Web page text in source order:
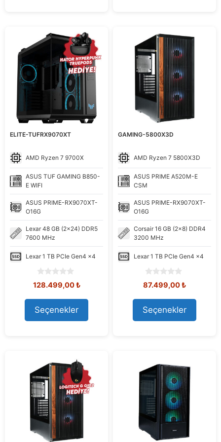
ELITE-TUFRX9070XT
AMD Ryzen 7 9700X
ASUS TUF GAMING B850-
E WIFI
ASUS PRIME-RX9070XT-
O16G
Lexar 48 GB (2x24) DDR5
7600 MHz
Lexar 1 TB PCIe Gen4 x4
0
o
u
t
o
f
Orijinal
158.762,32 ₺.
128.499,00₺Şu
Seçenekler
GAMING-5800X3D
AMD Ryzen 7 5800X3D
ASUS PRIME A520M-E
CSM
ASUS PRIME-RX9070XT-
O16G
Corsair 16 GB (2x8) DDR4
3200 MHz
Lexar 1 TB PCIe Gen4 x4
0
o
u
t
o
f
Orijinal
104.094,84 ₺.
87.499,00₺Şu
Seçenekler